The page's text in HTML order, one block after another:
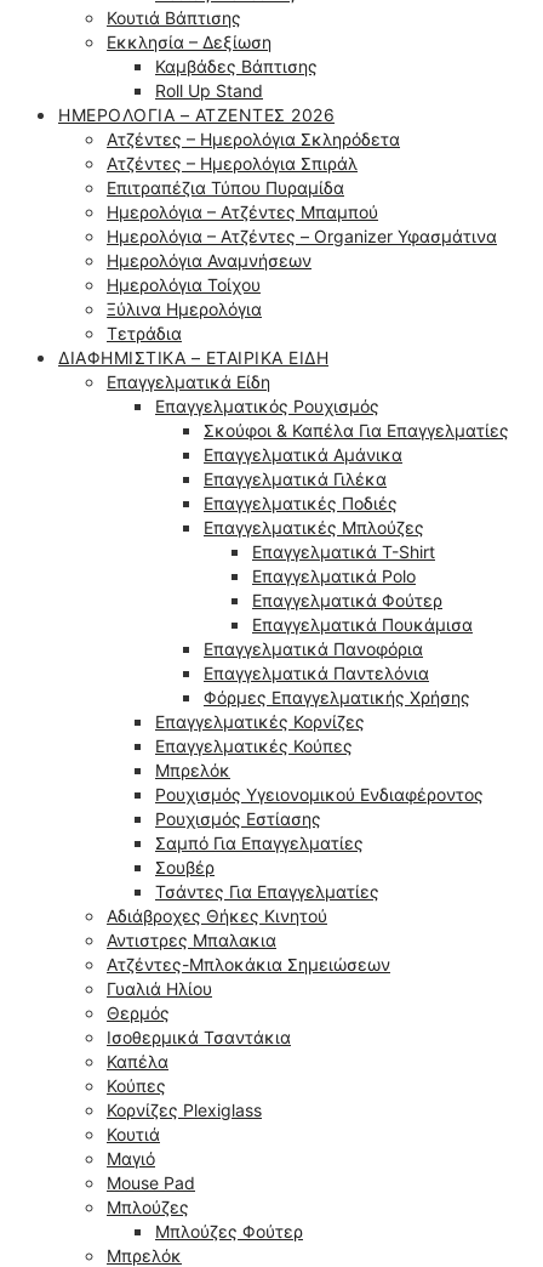
Κουτιά Βάπτισης
Εκκλησία – Δεξίωση
Καμβάδες Βάπτισης
Roll Up Stand
ΗΜΕΡΟΛΌΓΙΑ – ΑΤΖΈΝΤΕΣ 2026
Ατζέντες – Ημερολόγια Σκληρόδετα
Ατζέντες – Ημερολόγια Σπιράλ
Επιτραπέζια Τύπου Πυραμίδα
Ημερολόγια – Ατζέντες Μπαμπού
Ημερολόγια – Ατζέντες – Organizer Υφασμάτινα
Ημερολόγια Αναμνήσεων
Ημερολόγια Τοίχου
Ξύλινα Ημερολόγια
Τετράδια
ΔΙΑΦΗΜΙΣΤΙΚΆ – ΕΤΑΙΡΙΚΆ ΕΊΔΗ
Επαγγελματικά Είδη
Επαγγελματικός Ρουχισμός
Σκούφοι & Καπέλα Για Επαγγελματίες
Επαγγελματικά Αμάνικα
Επαγγελματικά Γιλέκα
Επαγγελματικές Ποδιές
Επαγγελματικές Μπλούζες
Επαγγελματικά T-Shirt
Επαγγελματικά Polo
Επαγγελματικά Φούτερ
Επαγγελματικά Πουκάμισα
Επαγγελματικά Πανοφόρια
Επαγγελματικά Παντελόνια
Φόρμες Επαγγελματικής Χρήσης
Επαγγελματικές Κορνίζες
Επαγγελματικές Κούπες
Μπρελόκ
Ρουχισμός Υγειονομικού Ενδιαφέροντος
Ρουχισμός Εστίασης
Σαμπό Για Επαγγελματίες
Σουβέρ
Τσάντες Για Επαγγελματίες
Αδιάβροχες Θήκες Κινητού
Αντιστρες Μπαλακια
Ατζέντες-Μπλοκάκια Σημειώσεων
Γυαλιά Ηλίου
Θερμός
Ισοθερμικά Τσαντάκια
Καπέλα
Κούπες
Κορνίζες Plexiglass
Κουτιά
Μαγιό
Mouse Pad
Μπλούζες
Μπλούζες Φούτερ
Μπρελόκ